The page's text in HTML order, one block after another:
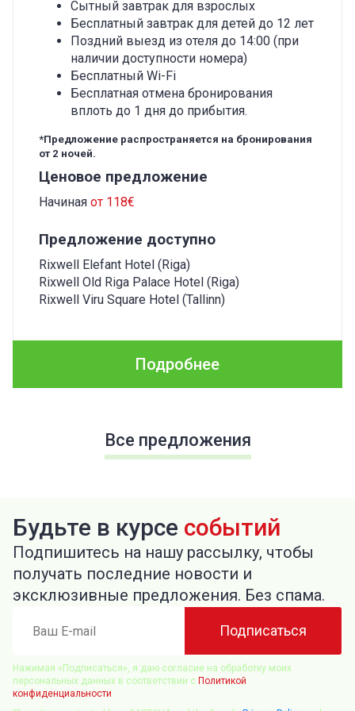
Сытный завтрак для взрослых
Бесплатный завтрак для детей до 12 лет
Поздний выезд из отеля до 14:00 (при
наличии доступности номера)
Бесплатный Wi-Fi
Бесплатная отмена бронирования
вплоть до 1 дня до прибытия.
*Предложение распространяется на бронирования
от 2 ночей.
Ценовое предложение
Начиная от 118€
Предложение доступно
Rixwell Elefant Hotel (Riga)
Rixwell Old Riga Palace Hotel (Riga)
Rixwell Viru Square Hotel (Tallinn)
Подробнее
Все предложения
Будьте в курсе событий
Подпишитесь на нашу рассылку, чтобы
получать последние новости и
эксклюзивные предложения. Без спама.
Подписаться
Нажимая «Подписаться», я даю согласие на обработку моих
персональных данных в соответствии с Политикой
конфиденциальности